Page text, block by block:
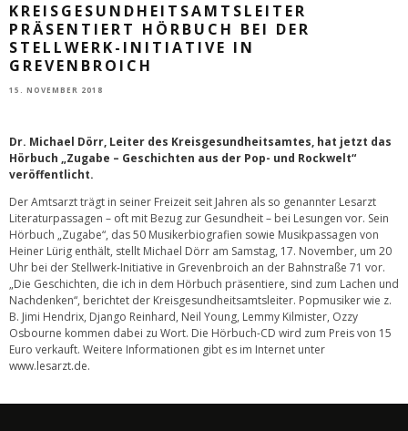
KREISGESUNDHEITSAMTSLEITER
PRÄSENTIERT HÖRBUCH BEI DER
STELLWERK-INITIATIVE IN
GREVENBROICH
15. NOVEMBER 2018
Dr. Michael Dörr, Leiter des Kreisgesundheitsamtes, hat jetzt das
Hörbuch „Zugabe – Geschichten aus der Pop- und Rockwelt“
veröffentlicht.
Der Amtsarzt trägt in seiner Freizeit seit Jahren als so genannter Lesarzt
Literaturpassagen – oft mit Bezug zur Gesundheit – bei Lesungen vor. Sein
Hörbuch „Zugabe“, das 50 Musikerbiografien sowie Musikpassagen von
Heiner Lürig enthält, stellt Michael Dörr am Samstag, 17. November, um 20
Uhr bei der Stellwerk-Initiative in Grevenbroich an der Bahnstraße 71 vor.
„Die Geschichten, die ich in dem Hörbuch präsentiere, sind zum Lachen und
Nachdenken“, berichtet der Kreisgesundheitsamtsleiter. Popmusiker wie z.
B. Jimi Hendrix, Django Reinhard, Neil Young, Lemmy Kilmister, Ozzy
Osbourne kommen dabei zu Wort. Die Hörbuch-CD wird zum Preis von 15
Euro verkauft. Weitere Informationen gibt es im Internet unter
www.lesarzt.de.